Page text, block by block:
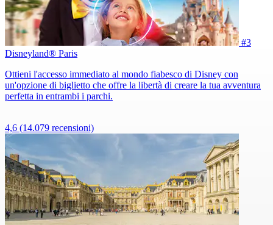
#3
Disneyland® Paris
Ottieni l'accesso immediato al mondo fiabesco di Disney con
un'opzione di biglietto che offre la libertà di creare la tua avventura
perfetta in entrambi i parchi.
4,6 (14.079 recensioni)